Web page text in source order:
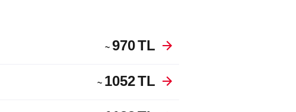
~ 970TL
~ 1052TL